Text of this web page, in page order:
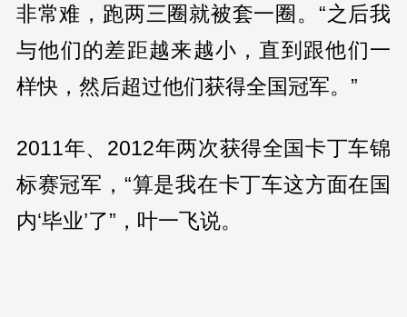
非常难，跑两三圈就被套一圈。“之后我
与他们的差距越来越小，直到跟他们一
样快，然后超过他们获得全国冠军。”
2011年、2012年两次获得全国卡丁车锦
标赛冠军，“算是我在卡丁车这方面在国
内‘毕业’了”，叶一飞说。